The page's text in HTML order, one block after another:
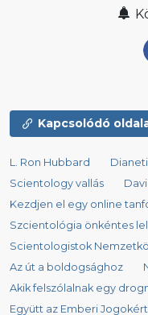
Kapcsolódó
L. Ron Hubbard
Scientology vallás
Kezdjen el egy online
Szcientológia önkéntes
Scientologistok
Az út a boldogsághoz
Akik felszólalnak egy
Együtt az Emberi Jogokért